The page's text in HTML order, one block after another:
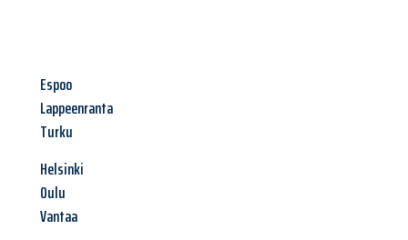
Espoo
Lappeenranta
Turku
Helsinki
Oulu
Vantaa